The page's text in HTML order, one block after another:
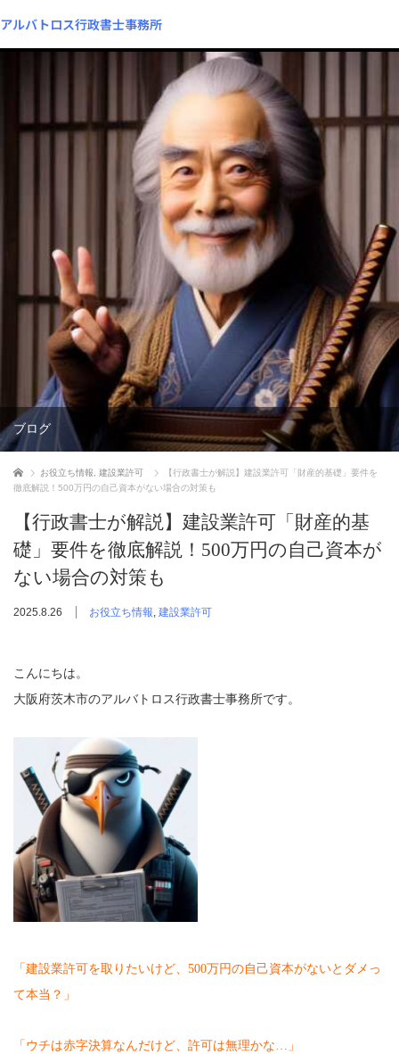
アルバトロス行政書士事務所
ブログ
ホーム お役立ち情報 建設業許可
【行政書士が解説】建設業許可「財産的基礎」要件を
徹底解説！500万円の自己資本がない場合の対策も
【行政書士が解説】建設業許可「財産的基
礎」要件を徹底解説！500万円の自己資本が
ない場合の対策も
2025.8.26 お役立ち情報, 建設業許可
こんにちは。
大阪府茨木市のアルバトロス行政書士事務所です。
「建設業許可を取りたいけど、500万円の自己資本がないとダメっ
て本当？」
「ウチは赤字決算なんだけど、許可は無理かな…」